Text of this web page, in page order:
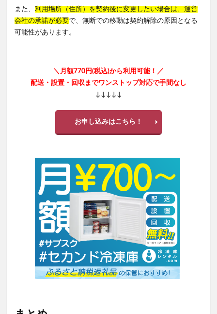
また、 利用場所（住所）を契約後に変更したい場合は、運営
会社の承諾が必要で、無断での移動は契約解除の原因となる
可能性があります。
＼月額770円(税込)から利用可能！／
配送・設置・回収までワンストップ対応で手間なし
↓↓↓↓↓
お申し込みはこちら！